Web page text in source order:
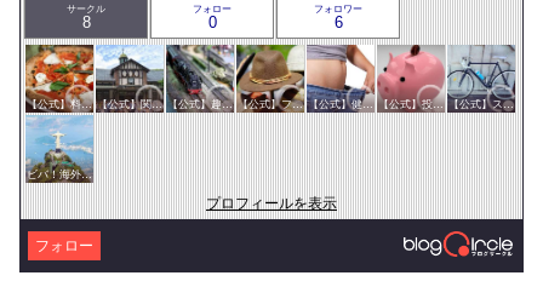
サークル
8
フォロー
0
フォロワー
6
【公式】料理・グルメサークル 【公式】関東サークル 【公式】趣味サークル 【公式】ファッション・美容サークル 【公式】健康・医療サークル 【公式】投資・マネーサークル 【公式】スポーツ・アウトドアサークル
ビバ！海外生活
プロフィールを表示
フォロー